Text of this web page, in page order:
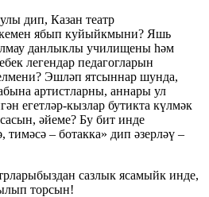
дип, Казан театр
ябып куйыйкмыни? Яшь
данлыклы училищены һәм
легендар педагогларын
Эшләп ятсыннар шунда,
артистларны, аннары ул
егетләр-кызлар бутикта күлмәк
әйеме? Бу бит инде
тимәсә – ботакка» дип әзерләү –
сазлык ясамыйк инде,
торсын!